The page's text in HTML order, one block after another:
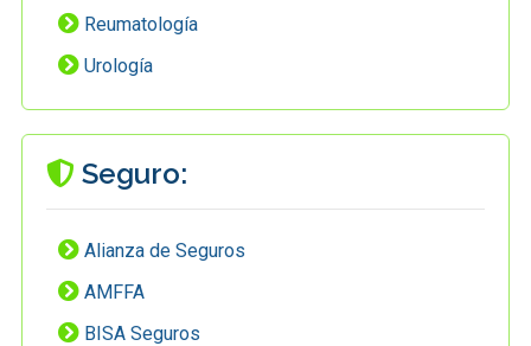
Reumatología
Urología
Seguro:
Alianza de Seguros
AMFFA
BISA Seguros